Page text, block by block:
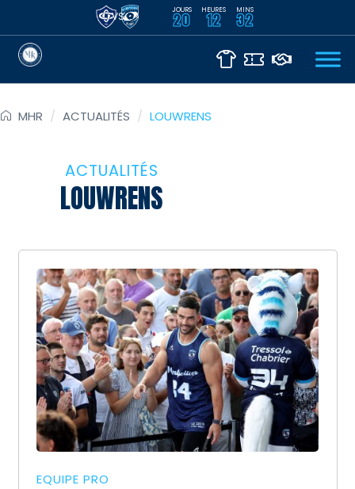
VS JOURS
20 HEURES
12 MINS
32
MHR / ACTUALITÉS / LOUWRENS
ACTUALITÉS
LOUWRENS
EQUIPE PRO